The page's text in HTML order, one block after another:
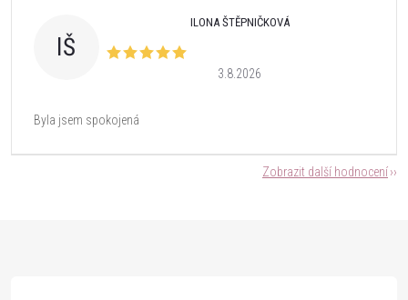
IŠ
ILONA ŠTĚPNIČKOVÁ
3.8.2026
Byla jsem spokojená
Zobrazit další hodnocení